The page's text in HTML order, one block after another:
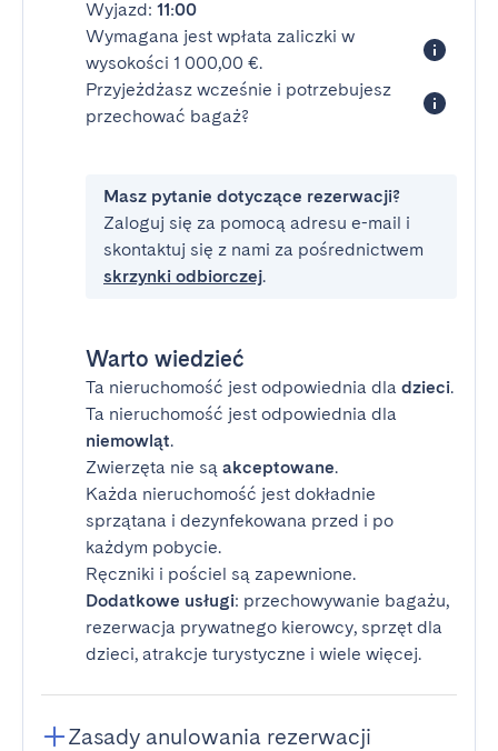
Wyjazd: 11:00
Wymagana jest wpłata zaliczki w
wysokości 1 000,00 €.
Przyjeżdżasz wcześnie i potrzebujesz
przechować bagaż?
Masz pytanie dotyczące rezerwacji?
Zaloguj się za pomocą adresu e-mail i
skontaktuj się z nami za pośrednictwem
skrzynki odbiorczej.
Warto wiedzieć
Ta nieruchomość jest odpowiednia dla dzieci.
Ta nieruchomość jest odpowiednia dla
niemowląt.
Zwierzęta nie są akceptowane.
Każda nieruchomość jest dokładnie
sprzątana i dezynfekowana przed i po
każdym pobycie.
Ręczniki i pościel są zapewnione.
Dodatkowe usługi: przechowywanie bagażu,
rezerwacja prywatnego kierowcy, sprzęt dla
dzieci, atrakcje turystyczne i wiele więcej.
Zasady anulowania rezerwacji